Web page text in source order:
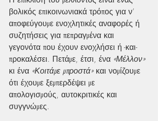
βολικός επικοινωνιακά τρόπος για ν’
αποφεύγουμε ενοχλητικές αναφορές ή
συζητήσεις για πεπραγμένα και
γεγονότα που έχουν ενοχλήσει ή -και-
προκαλέσει. Πετάμε, έτσι, ένα «Μέλλον»
κι ένα «Κοιτάμε μπροστά» και νομίζουμε
ότι έχουμε ξεμπερδέψει με
απολογισμούς, αυτοκριτικές και
συγγνώμες.